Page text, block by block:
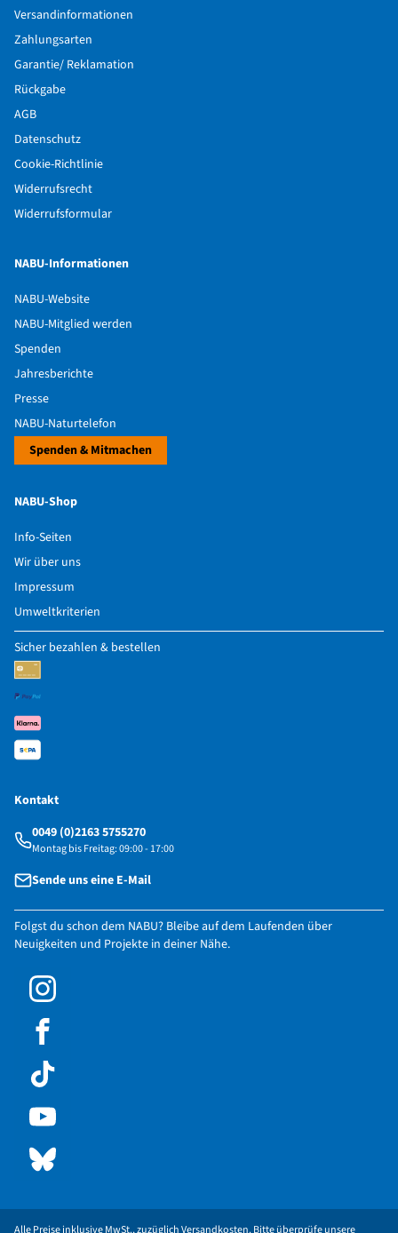
Versandinformationen
Zahlungsarten
Garantie/ Reklamation
Rückgabe
AGB
Datenschutz
Cookie-Richtlinie
Widerrufsrecht
Widerrufsformular
NABU-Informationen
NABU-Website
NABU-Mitglied werden
Spenden
Jahresberichte
Presse
NABU-Naturtelefon
Spenden & Mitmachen
NABU-Shop
Info-Seiten
Wir über uns
Impressum
Umweltkriterien
Sicher bezahlen & bestellen
Kontakt
0049 (0)2163 5755270
Montag bis Freitag: 09:00 - 17:00
Sende uns eine E-Mail
Folgst du schon dem NABU? Bleibe auf dem Laufenden über
Neuigkeiten und Projekte in deiner Nähe.
Alle Preise inklusive MwSt., zuzüglich Versandkosten. Bitte überprüfe unsere